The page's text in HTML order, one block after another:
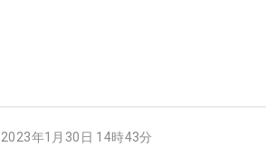
2023年1月30日 14時43分